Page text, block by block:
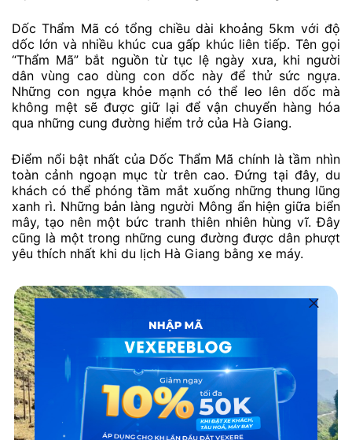
Dốc Thẩm Mã có tổng chiều dài khoảng 5km với độ
dốc lớn và nhiều khúc cua gấp khúc liên tiếp. Tên gọi
“Thẩm Mã” bắt nguồn từ tục lệ ngày xưa, khi người
dân vùng cao dùng con dốc này để thử sức ngựa.
Những con ngựa khỏe mạnh có thể leo lên dốc mà
không mệt sẽ được giữ lại để vận chuyển hàng hóa
qua những cung đường hiểm trở của Hà Giang.
Điểm nổi bật nhất của Dốc Thẩm Mã chính là tầm nhìn
toàn cảnh ngoạn mục từ trên cao. Đứng tại đây, du
khách có thể phóng tầm mắt xuống những thung lũng
xanh rì. Những bản làng người Mông ẩn hiện giữa biển
mây, tạo nên một bức tranh thiên nhiên hùng vĩ. Đây
cũng là một trong những cung đường được dân phượt
yêu thích nhất khi du lịch Hà Giang bằng xe máy.